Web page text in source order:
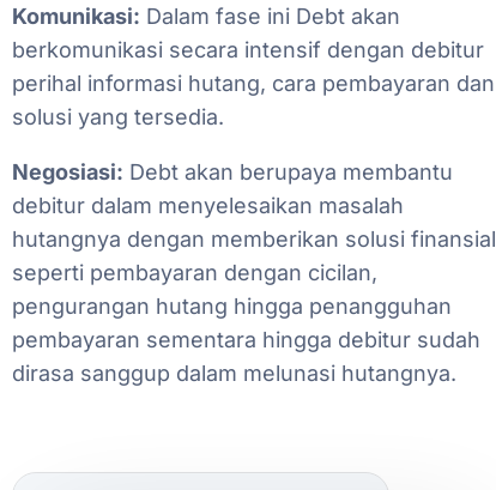
Komunikasi: Dalam fase ini Debt akan
berkomunikasi secara intensif dengan debitur
perihal informasi hutang, cara pembayaran dan
solusi yang tersedia.
Negosiasi: Debt akan berupaya membantu
debitur dalam menyelesaikan masalah
hutangnya dengan memberikan solusi finansial
seperti pembayaran dengan cicilan,
pengurangan hutang hingga penangguhan
pembayaran sementara hingga debitur sudah
dirasa sanggup dalam melunasi hutangnya.